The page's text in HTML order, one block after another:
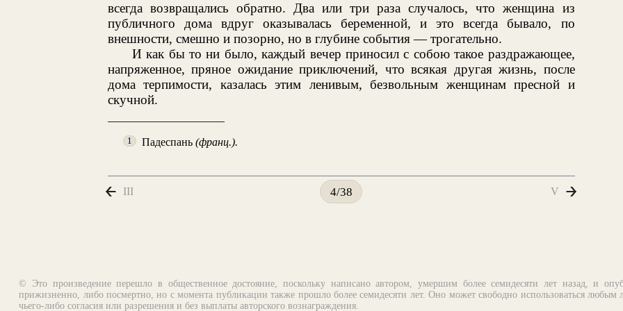
всегда возвращались обратно. Два или три раза случалось, что женщина из
публичного дома вдруг оказывалась беременной, и это всегда бывало, по
внешности, смешно и позорно, но в глубине события — трогательно.
И как бы то ни было, каждый вечер приносил с собою такое раздражающее,
напряженное, пряное ожидание приключений, что всякая другая жизнь, после
дома терпимости, казалась этим ленивым, безвольным женщинам пресной и
скучной.
1 Падеспань (франц.).
III 4/38 V
© Это произведение перешло в общественное достояние, поскольку написано автором, умершим более семидесяти лет назад, и
прижизненно, либо посмертно, но с момента публикации также прошло более семидесяти лет. Оно может свободно использоваться любым
чьего-либо согласия или разрешения и без выплаты авторского вознаграждения.